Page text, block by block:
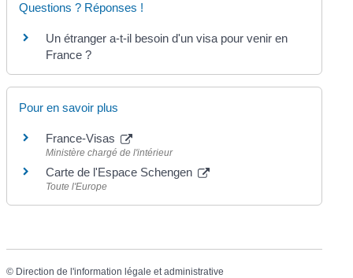
Questions ? Réponses !
Un étranger a-t-il besoin d'un visa pour venir en
France ?
Pour en savoir plus
France-Visas
Ministère chargé de l'intérieur
Carte de l'Espace Schengen
Toute l'Europe
© Direction de l'information légale et administrative